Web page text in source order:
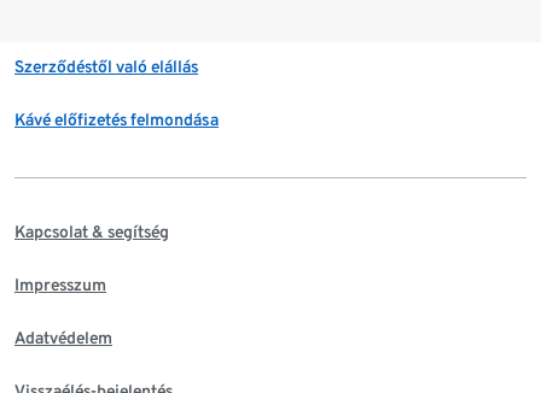
Szerződéstől való elállás
Kávé előfizetés felmondása
Kapcsolat & segítség
Impresszum
Adatvédelem